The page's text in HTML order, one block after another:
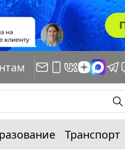
Транспорт